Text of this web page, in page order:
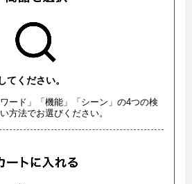
てください。
ード」「機能」「シーン」の4つの検
方法でお選びください。